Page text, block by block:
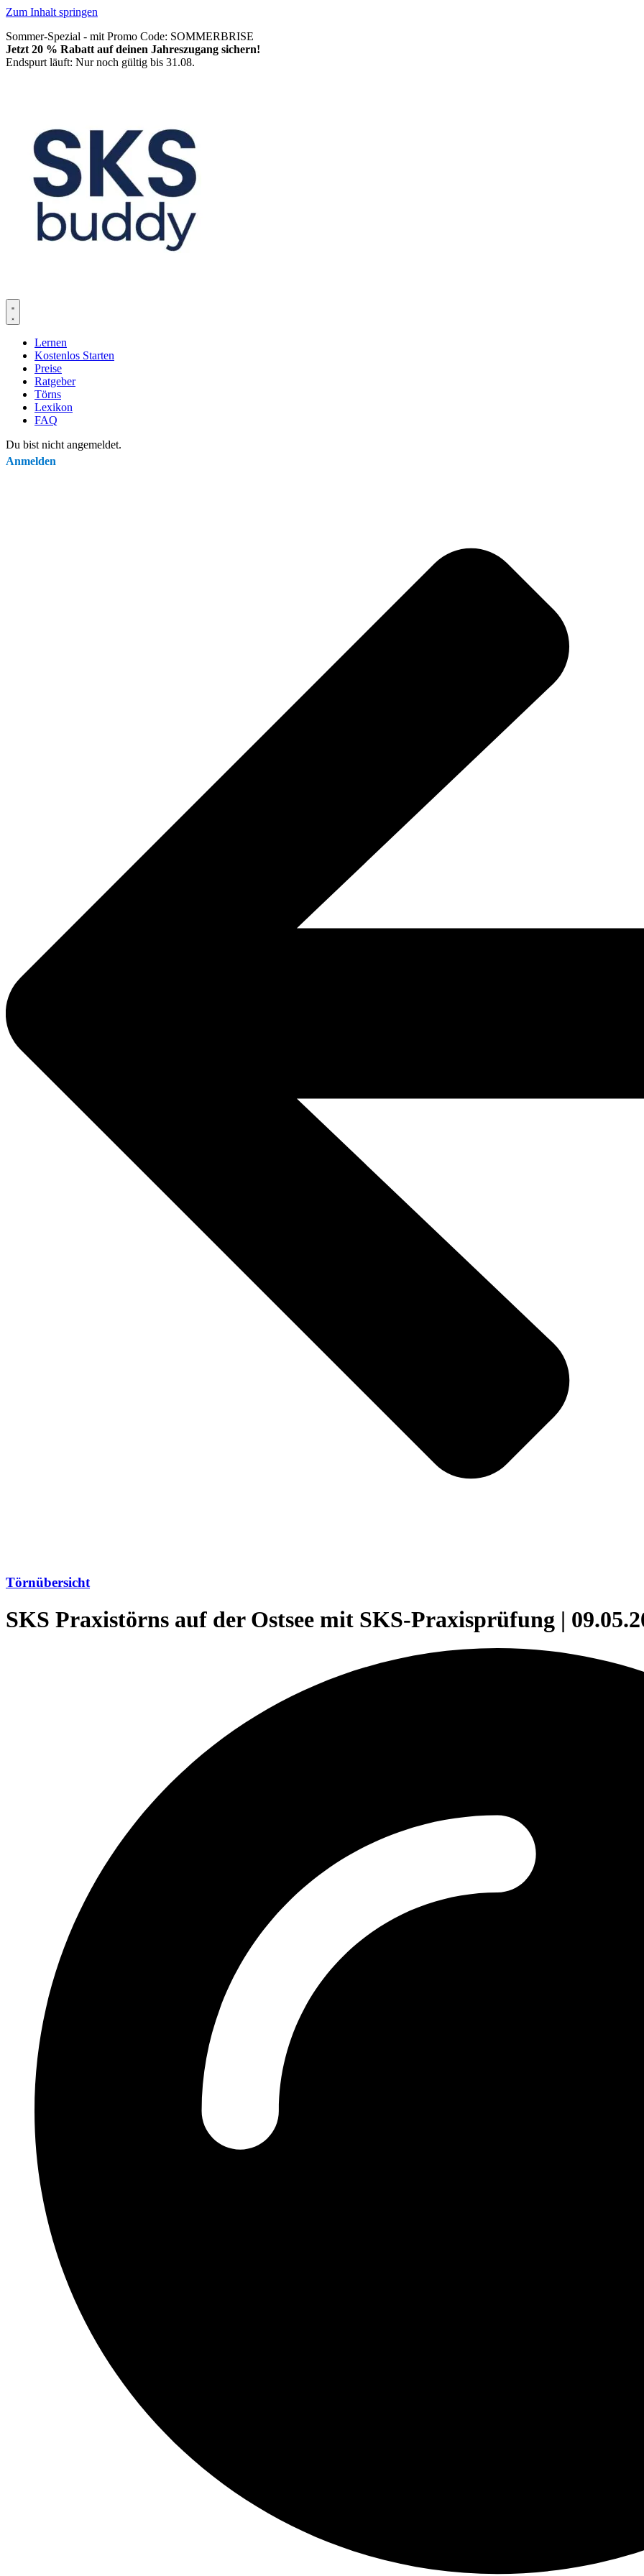
Zum Inhalt springen
Sommer-Spezial - mit Promo Code: SOMMERBRISE
Jetzt 20 % Rabatt auf deinen Jahreszugang sichern!
Endspurt läuft: Nur noch gültig bis 31.08.
Lernen
Kostenlos Starten
Preise
Ratgeber
Törns
Lexikon
FAQ
Du bist nicht angemeldet.
Anmelden
Törnübersicht
SKS Praxistörns auf der Ostsee mit SKS-Praxis­prüfung |